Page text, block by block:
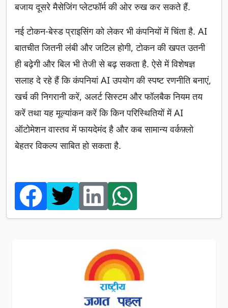
बजाय दूसरे मैसेजिंग प्लेटफॉर्म की ओर रुख कर सकते हैं.
नई टोकन-बेस्ड प्राइसिंग को लेकर भी कंपनियों में चिंता है. AI
बातचीत जितनी लंबी और जटिल होगी, टोकन की खपत उतनी
ही बढ़ेगी और बिल भी तेजी से बढ़ सकता है. ऐसे में विशेषज्ञ
सलाह दे रहे हैं कि कंपनियां AI उपयोग की स्पष्ट रणनीति बनाएं,
खर्च की निगरानी करें, अलर्ट सिस्टम और फॉलबैक नियम तय
करें तथा यह मूल्यांकन करें कि किन परिस्थितियों में AI
ऑटोमेशन वास्तव में फायदेमंद है और कब सामान्य वर्कफ़्लो
बेहतर विकल्प साबित हो सकता है.